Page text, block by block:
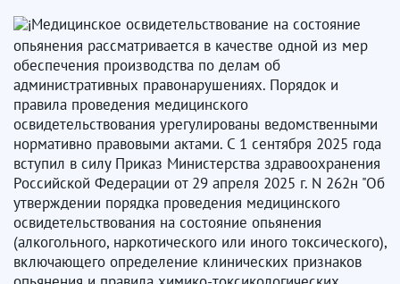
Медицинское освидетельствование на состояние
опьянения рассматривается в качестве одной из мер
обеспечения производства по делам об
административных правонарушениях. Порядок и
правила проведения медицинского
освидетельствования урегулированы ведомственными
нормативно правовыми актами. С 1 сентября 2025 года
вступил в силу Приказ Министерства здравоохранения
Российской Федерации от 29 апреля 2025 г. N 262н "Об
утверждении порядка проведения медицинского
освидетельствования на состояние опьянения
(алкогольного, наркотического или иного токсического),
включающего определение клинических признаков